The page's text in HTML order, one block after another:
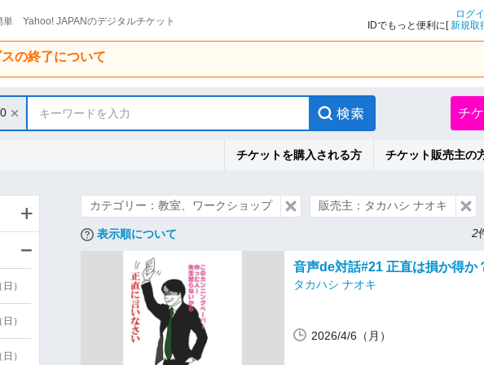
単 Yahoo! JAPANのデジタルチケット
ログ
IDでもっと便利に[新規取
の終了について
キーワードを入力 チ
チケットを購入される方 チケット販売主の
カテゴリー：教室、ワークショップ 販売主：タカハシ ナオキ
表示順について 2
音声de対話#21 正直は損か得か
タカハシ ナオキ
2026/4/6（月）
）
）
）